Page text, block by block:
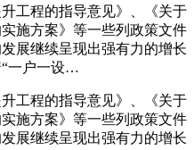
工程的指导意见》、《关于
施方案》等一些列政策文件
展继续呈现出强有力的增长
“一户一设…
工程的指导意见》、《关于
施方案》等一些列政策文件
展继续呈现出强有力的增长